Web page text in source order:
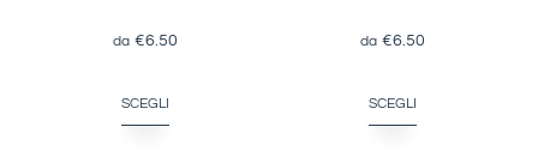
€6.50
SCEGLI
€6.50
SCEGLI